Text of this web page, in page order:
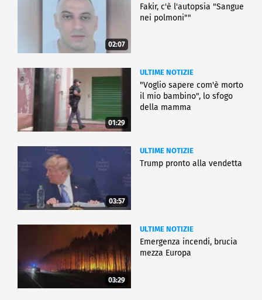
02:07
Fakir, c'è l'autopsia "Sangue
nei polmoni""
01:29
ULTIME NOTIZIE
"Voglio sapere com'è morto
il mio bambino", lo sfogo
della mamma
03:57
ULTIME NOTIZIE
Trump pronto alla vendetta
03:29
ULTIME NOTIZIE
Emergenza incendi, brucia
mezza Europa